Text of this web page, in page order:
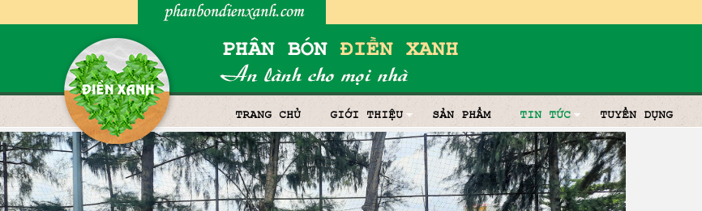
TRANG CHỦ GIỚI THIỆU SẢN PHẨM TIN TỨC TUYỂN DỤNG